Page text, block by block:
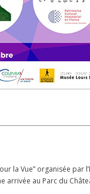
la Vue” organisée par
arrivée au Parc du